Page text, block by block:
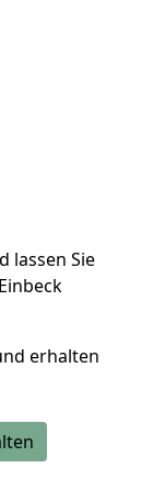
lassen Sie
erhalten